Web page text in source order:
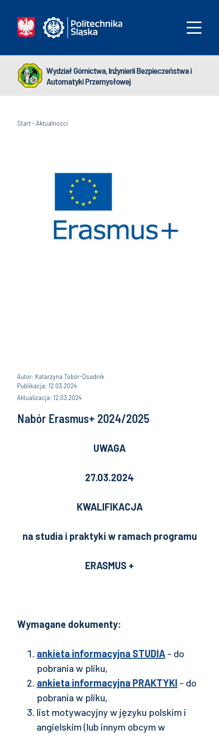
Wydział Górnictwa, Inżynierii Bezpieczeństwa i
Automatyki Przemysłowej
Start-Aktualnosci
Autor: Katarzyna Tobór-Osadnik
Publikacja: 12.03.2024
Aktualizacja: 12.03.2024
Nabór Erasmus+ 2024/2025
UWAGA
27.03.2024
KWALIFIKACJA
na studia i praktyki w ramach programu
ERASMUS +
Wymagane dokumenty:
ankieta informacyjna STUDIA - do
pobrania w pliku,
ankieta informacyjna PRAKTYKI - do
pobrania w pliku,
list motywacyjny w języku polskim i
angielskim (lub innym obcym w